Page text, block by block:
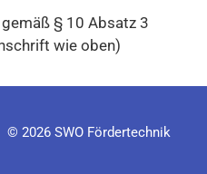
§ 10 Absatz 3
wie oben)
© 2026 SWO Fördertechnik